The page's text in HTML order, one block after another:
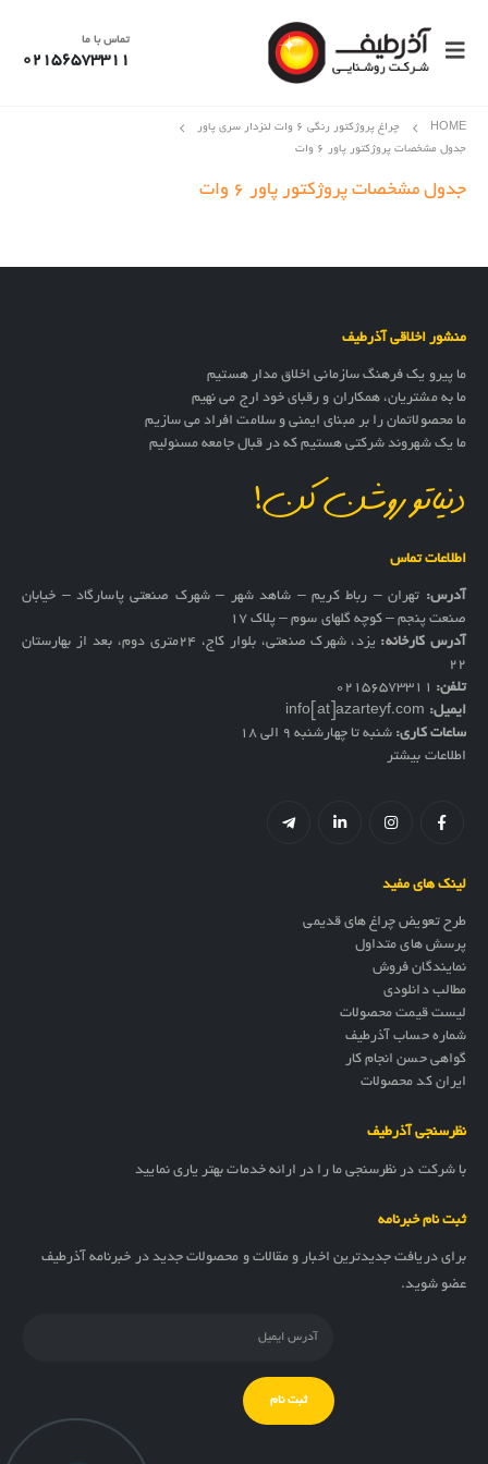
تماس با ما
02156573311
HOME
چراغ پروژکتور رنگی 6 وات لنزدار سری پاور
جدول مشخصات پروژکتور پاور ۶ وات
جدول مشخصات پروژکتور پاور ۶ وات
منشور اخلاقی آذرطیف
ما پیرو یک فرهنگ سازمانی اخلاق مدار هستیم
ما به مشتریان، همکاران و رقبای خود ارج می نهیم
ما محصولاتمان را بر مبنای ایمنی و سلامت افراد می سازیم
ما یک شهروند شرکتی هستیم که در قبال جامعه مسئولیم
دنیاتو روشن کن!
اطلاعات تماس
آدرس: تهران – رباط کریم – شاهد شهر – شهرک صنعتی پاسارگاد – خیابان
صنعت پنجم – کوچه گلهای سوم – پلاک 17
آدرس کارخانه:
یزد، شهرک صنعتی، بلوار کاج، ۲۴متری دوم، بعد از بهارستان
۲۲
تلفن: 02156573311
ایمیل: info[at]azarteyf.com
ساعات کاری: شنبه تا چهارشنبه 9 الی 18
اطلاعات بیشتر
لینک های مفید
طرح تعویض چراغ های قدیمی
پرسش های متداول
نمایندگان فروش
مطالب دانلودی
لیست قیمت محصولات
شماره حساب آذرطیف
گواهی حسن انجام کار
ایران کد محصولات
نظرسنجی آذرطیف
با شرکت در نظرسنجی ما را در ارائه خدمات بهتر یاری نمایید
ثبت نام خبرنامه
برای دریافت جدیدترین اخبار و مقالات و محصولات جدید در خبرنامه آذرطیف
عضو شوید.